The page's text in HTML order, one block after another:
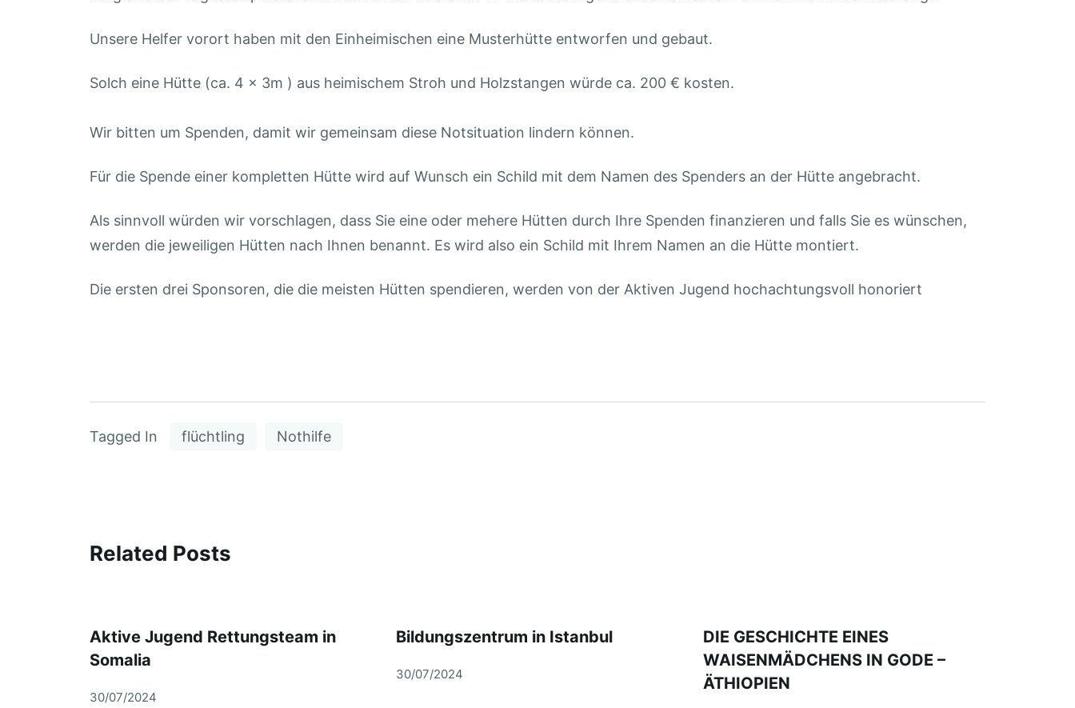
Unsere Helfer vorort haben mit den Einheimischen eine Musterhütte entworfen und gebaut.
Solch eine Hütte (ca. 4 x 3m ) aus heimischem Stroh und Holzstangen würde ca. 200 € kosten.
Wir bitten um Spenden, damit wir gemeinsam diese Notsituation lindern können.
Für die Spende einer kompletten Hütte wird auf Wunsch ein Schild mit dem Namen des Spenders an der Hütte angebracht.
Als sinnvoll würden wir vorschlagen, dass Sie eine oder mehere Hütten durch Ihre Spenden finanzieren und falls Sie es wünschen,
werden die jeweiligen Hütten nach Ihnen benannt. Es wird also ein Schild mit Ihrem Namen an die Hütte montiert.
Die ersten drei Sponsoren, die die meisten Hütten spendieren, werden von der Aktiven Jugend hochachtungsvoll honoriert
Tagged In flüchtling Nothilfe
Related Posts
Aktive Jugend Rettungsteam in
Somalia
30/07/2024
Bildungszentrum in Istanbul
30/07/2024
DIE GESCHICHTE EINES
WAISENMÄDCHENS IN GODE –
ÄTHIOPIEN